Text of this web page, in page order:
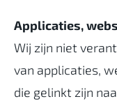
Applicaties,
Wij zijn niet
van applicaties,
die gelinkt zijn